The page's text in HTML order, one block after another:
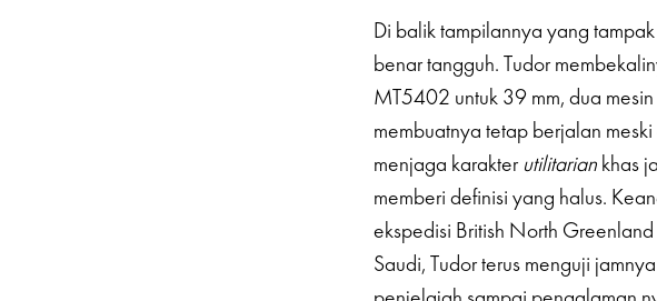
Di balik tampilannya yang
benar tangguh. Tudor
MT5402 untuk 39 mm, dua
membuatnya tetap berjalan
menjaga karakter utilitarian khas
memberi definisi yang halus.
ekspedisi British North
Saudi, Tudor terus menguji